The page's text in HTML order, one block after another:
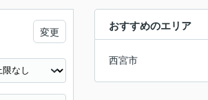
おすすめのエリア
西宮市
変更